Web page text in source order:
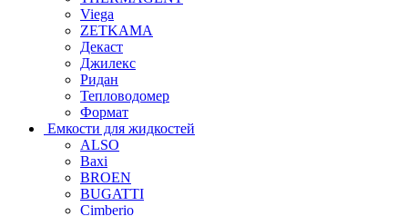
Viega
ZETKAMA
Декаст
Джилекс
Ридан
Тепловодомер
Формат
Емкости для жидкостей
ALSO
Baxi
BROEN
BUGATTI
Cimberio